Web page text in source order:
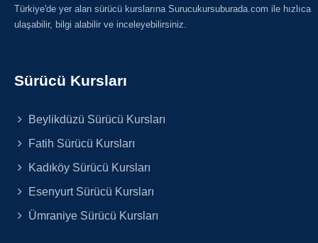
Türkiye'de yer alan sürücü kurslarına Surucukursuburada.com ile hızlıca
ulaşabilir, bilgi alabilir ve inceleyebilirsiniz.
Sürücü Kursları
Beylikdüzü Sürücü Kursları
Fatih Sürücü Kursları
Kadıköy Sürücü Kursları
Esenyurt Sürücü Kursları
Ümraniye Sürücü Kursları